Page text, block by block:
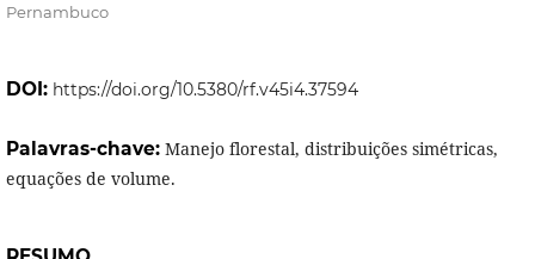
Pernambuco
DOI: https://doi.org/10.5380/rf.v45i4.37594
Palavras-chave: Manejo florestal, distribuições simétricas,
equações de volume.